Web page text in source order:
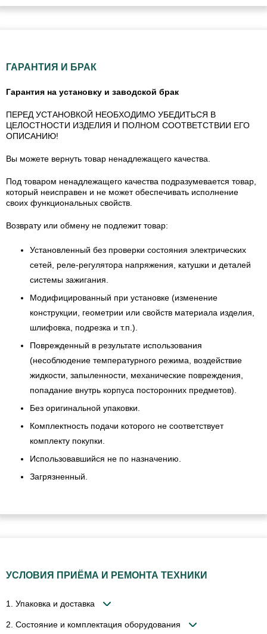
ГАРАНТИЯ И БРАК
Гарантия на установку и заводской брак
ПЕРЕД УСТАНОВКОЙ НЕОБХОДИМО УБЕДИТЬСЯ В
ЦЕЛОСТНОСТИ ИЗДЕЛИЯ И ПОЛНОМ СООТВЕТСТВИИ ЕГО
ОПИСАНИЮ!
Вы можете вернуть товар ненадлежащего качества.
Под товаром ненадлежащего качества подразумевается товар,
который неисправен и не может обеспечивать исполнение
своих функциональных свойств.
Возврату или обмену не подлежит товар:
Установленный без проверки состояния электрических
сетей, реле-регулятора напряжения, катушки и деталей
системы зажигания.
Модифицированный при установке (изменение
конструкции, геометрии или свойств материала изделия,
шлифовка, подрезка и т.п.).
Поврежденный в результате использования
(несоблюдение температурного режима, воздействие
жидкости, запыленности, механические повреждения,
попадание внутрь корпуса посторонних предметов).
Без оригинальной упаковки.
Комплектность подачи которого не соответствует
комплекту покупки.
Использовавшийся не по назначению.
Загрязненный.
УСЛОВИЯ ПРИЁМА И РЕМОНТА ТЕХНИКИ
1. Упаковка и доставка
2. Состояние и комплектация оборудования